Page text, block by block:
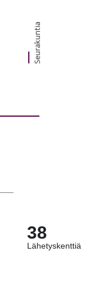
Seurakuntia
38
Lähetyskenttiä